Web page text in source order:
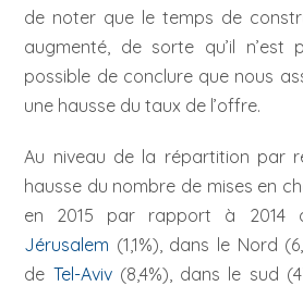
de noter que le temps de
augmenté, de sorte qu’il n’est
possible de conclure que nous
une hausse du taux de l’offre.
Au niveau de la répartition par
hausse du nombre de mises en
en 2015 par rapport à 2014
Jérusalem (1,1%), dans le Nord
de Tel-Aviv(8,4%), dans le sud